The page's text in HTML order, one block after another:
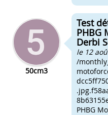
50cm3
Test
PHBG
Derbi
le 12
/
PHBG